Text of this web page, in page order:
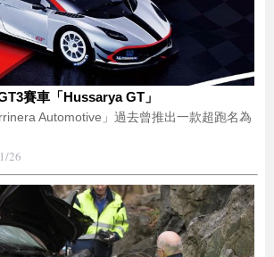
賽車「Hussarya GT」
Automotive」過去曾推出一款超跑名為
26